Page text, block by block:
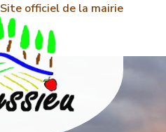
Site officiel de la mairie